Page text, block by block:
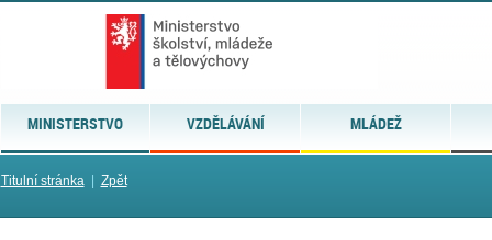
MINISTERSTVO VZDĚLÁVÁNÍ MLÁDEŽ
Titulní stránka| Zpět